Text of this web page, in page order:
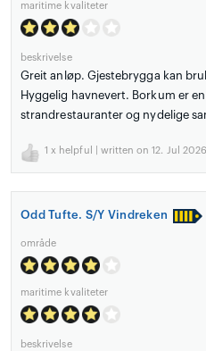
maritime kvaliteter
beskrivelse
Greit anløp. Gjestebrygga kan
Hyggelig havnevert. Borkum er
strandrestauranter og nydelige
1 x helpful | written on 12. Jul 2026
Odd Tufte. S/Y Vindreken
område
maritime kvaliteter
beskrivelse